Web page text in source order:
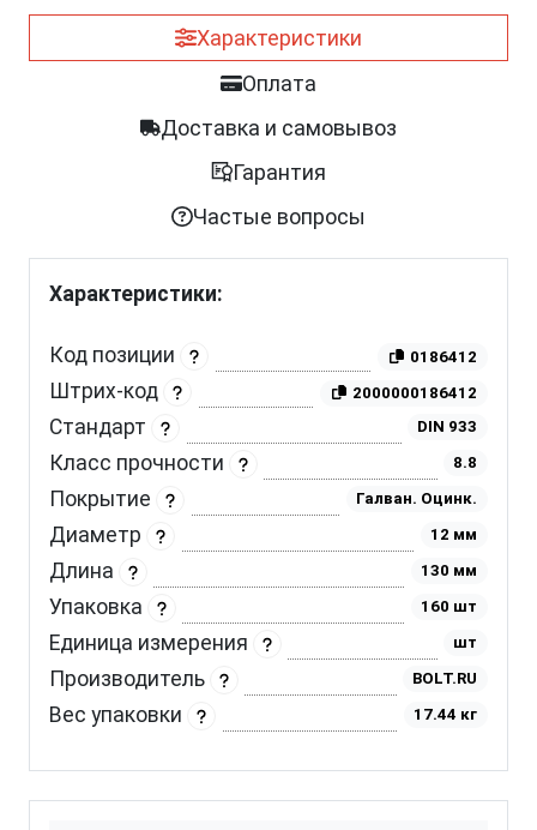
Характеристики
Оплата
Доставка и самовывоз
Гарантия
Частые вопросы
Характеристики:
Код позиции 0186412
Штрих-код 2000000186412
Стандарт DIN 933
Класс прочности 8.8
Покрытие Галван. Оцинк.
Диаметр 12 мм
Длина 130 мм
Упаковка 160 шт
Единица измерения шт
Производитель BOLT.RU
Вес упаковки 17.44 кг